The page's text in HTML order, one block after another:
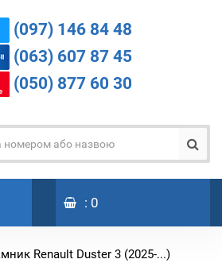
(097) 146 84 48
(063) 607 87 45
(050) 877 60 30
: 0
Renault Duster 3 (2025-...)